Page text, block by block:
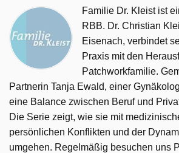
Familie Dr. Kleist ist
RBB. Dr. Christian
Eisenach, verbindet
Praxis mit den
Patchworkfamilie.
Partnerin Tanja Ewald, einer
eine Balance zwischen Beruf und
Die Serie zeigt, wie sie mit
persönlichen Konflikten und der
umgehen. Regelmäßig besuchen uns